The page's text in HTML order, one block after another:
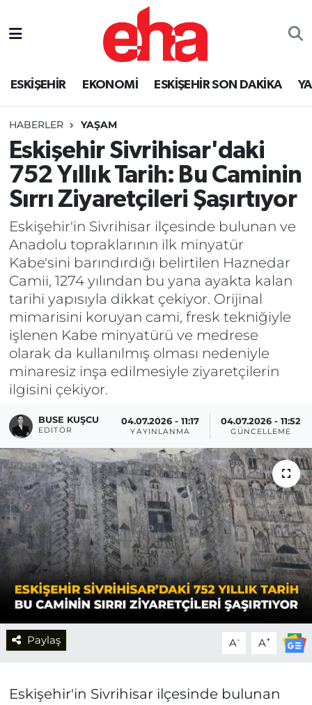
ESKİŞEHİR EKONOMİ ESKİŞEHİR SON DAKİKA
HABERLER YAŞAM
Eskişehir Sivrihisar'daki
752 Yıllık Tarih: Bu Caminin
Sırrı Ziyaretçileri Şaşırtıyor
Eskişehir'in Sivrihisar ilçesinde bulunan ve
Anadolu topraklarının ilk minyatür
Kabe'sini barındırdığı belirtilen Haznedar
Camii, 1274 yılından bu yana ayakta kalan
tarihi yapısıyla dikkat çekiyor. Orijinal
mimarisini koruyan cami, fresk tekniğiyle
işlenen Kabe minyatürü ve medrese
olarak da kullanılmış olması nedeniyle
minaresiz inşa edilmesiyle ziyaretçilerin
ilgisini çekiyor.
BUSE KUŞCU
EDITÖR
04.07.2026 - 11:17
YAYINLANMA
04.07.2026 - 11:52
GÜNCELLEME
Paylaş A- A+
Eskişehir'in Sivrihisar ilçesinde bulunan